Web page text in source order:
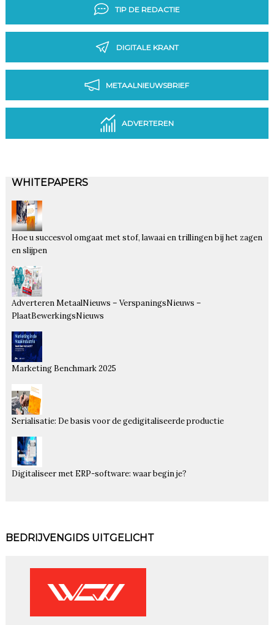
TIP DE REDACTIE
DIGITALE KRANT
METAALNIEUWSBRIEF
ADVERTEREN
WHITEPAPERS
Hoe u succesvol omgaat met stof, lawaai en trillingen bij het zagen
en slijpen
Adverteren MetaalNieuws – VerspaningsNieuws –
PlaatBewerkingsNieuws
Marketing Benchmark 2025
Serialisatie: De basis voor de gedigitaliseerde productie
Digitaliseer met ERP-software: waar begin je?
BEDRIJVENGIDS UITGELICHT